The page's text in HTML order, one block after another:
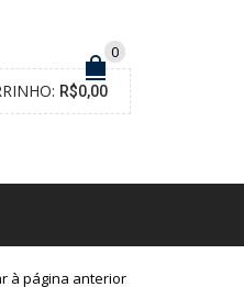
0
R$0,00
à página anterior